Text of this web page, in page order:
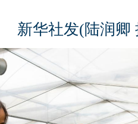
新华社发(陆润卿